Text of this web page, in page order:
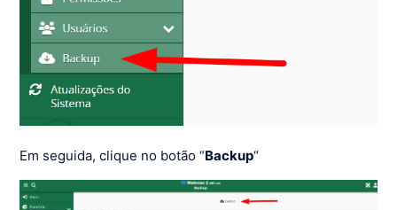
Em seguida, clique no botão “Backup“